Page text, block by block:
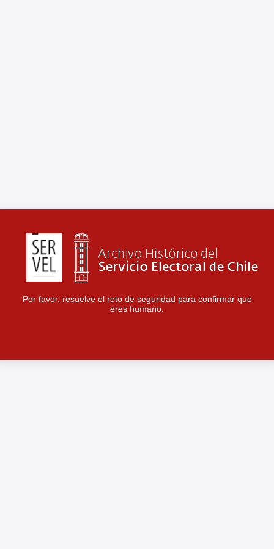
Por favor, resuelve el reto de seguridad para confirmar que
eres humano.